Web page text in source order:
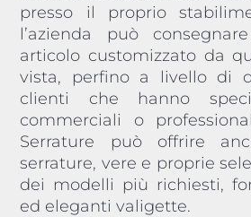
presso il proprio
l’azienda può
articolo customizzato da
vista, perfino a livello di
clienti che hanno
commerciali o
Serrature può offrire
serrature, vere e proprie
dei modelli più richiesti,
ed eleganti valigette.